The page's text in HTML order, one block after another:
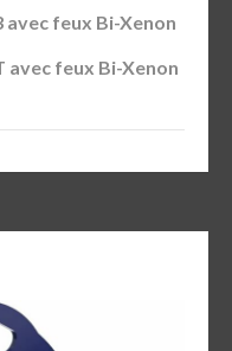
avec feux Bi-Xenon
avec feux Bi-Xenon